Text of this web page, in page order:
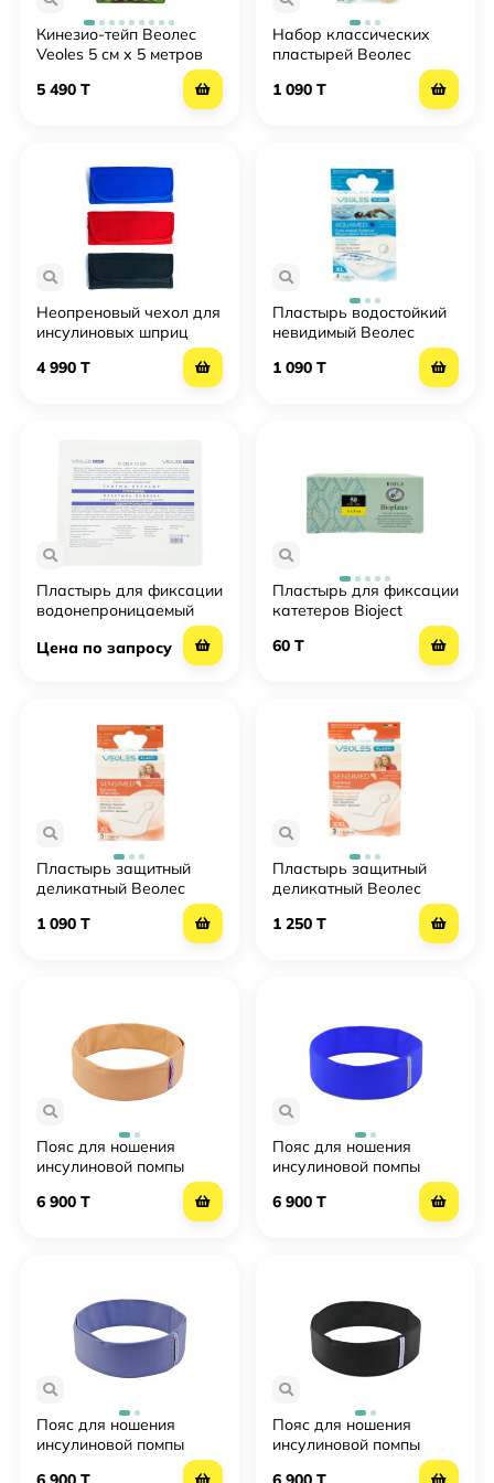
Кинезио-тейп Веолес
Veoles 5 см х 5 метров
5 490 T
Набор классических
пластырей Веолес
Veoles 20 штук 7x2 см,
4x1 см, 6x2 см, 2,5x2,5 см
1 090 T
Неопреновый чехол для
инсулиновых шприц
ручек "Diabet-aksessuar"
4 990 T
Пластырь водостойкий
невидимый Веолес
Veoles 4 штуки 7,5х5 см
1 090 T
Пластырь для фиксации
водонепроницаемый
Цена по запросу
Пластырь для фиксации
катетеров Bioject
60 T
Пластырь защитный
деликатный Веолес
Veoles "дышащий" 5
штук 7,5x5 см
1 090 T
Пластырь защитный
деликатный Веолес
Veoles "дышащий" 3
штуки 7,5x10 см
1 250 T
Пояс для ношения
инсулиновой помпы
Инсула Insula - Бежевый
6 900 T
Пояс для ношения
инсулиновой помпы
Инсула Insula - Василек
6 900 T
Пояс для ношения
инсулиновой помпы
Инсула Insula - Серо-
Пояс для ношения
инсулиновой помпы
Инсула Insula - Черный